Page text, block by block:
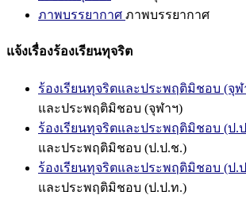
ภาพบรรยากาศ ภาพบรรยากาศ
แจ้งเรื่องร้องเรียนทุจริต
ร้องเรียนทุจริตและประพฤติมิชอบ (จุฬ
และประพฤติมิชอบ (จุฬาฯ)
ร้องเรียนทุจริตและประพฤติมิชอบ (ป.
และประพฤติมิชอบ (ป.ป.ช.)
ร้องเรียนทุจริตและประพฤติมิชอบ (ป.
และประพฤติมิชอบ (ป.ป.ท.)